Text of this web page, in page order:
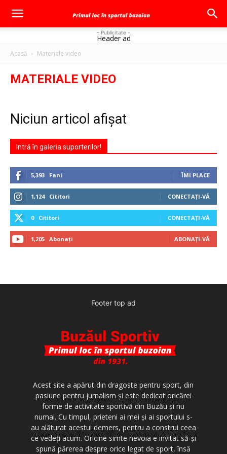
- Publicitate -
Header ad
Acasă Materiale video
MATERIALE VIDEO
Niciun articol afișat
Intră în galeria suporterilor!
5,393 Fani ÎMI PLACE
1,124 Cititori CONECTAȚI-VĂ
0 Cititori CONECTAȚI-VĂ
1,205 Abonați ABONAȚI-VĂ
Footer top ad
Acest site a apărut din dragoste pentru sport, din
pasiune pentru jurnalism şi este dedicat oricărei
forme de activitate sportivă din Buzău şi nu
numai. Cu timpul, prieteni ai mei şi ai sportului s-
au alăturat acestui demers, pentru a construi ceea
ce vedeţi acum. Oricine simte nevoia e invitat să-şi
spună părerea despre orice legat de sport, însă